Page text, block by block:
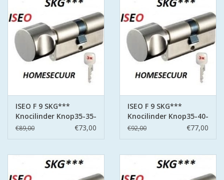
ISEO F 9 SKG***
Knocilinder Knop35-35-
3- sleutels
€89,00 €73,00
ISEO F 9 SKG***
Knocilinder Knop35-40-
3- sleutels
€92,00 €77,00